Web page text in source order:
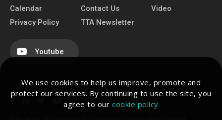
We use cookies to help us improve, promote and
protect our services. By continuing to use the site, you
agree to our cookie policy
Calendar
Contact Us
Video
Privacy Policy
TTA Newsletter
Youtube